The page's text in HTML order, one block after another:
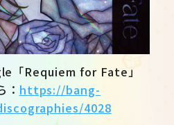
「Requiem for Fate」
： https://bang-
4028